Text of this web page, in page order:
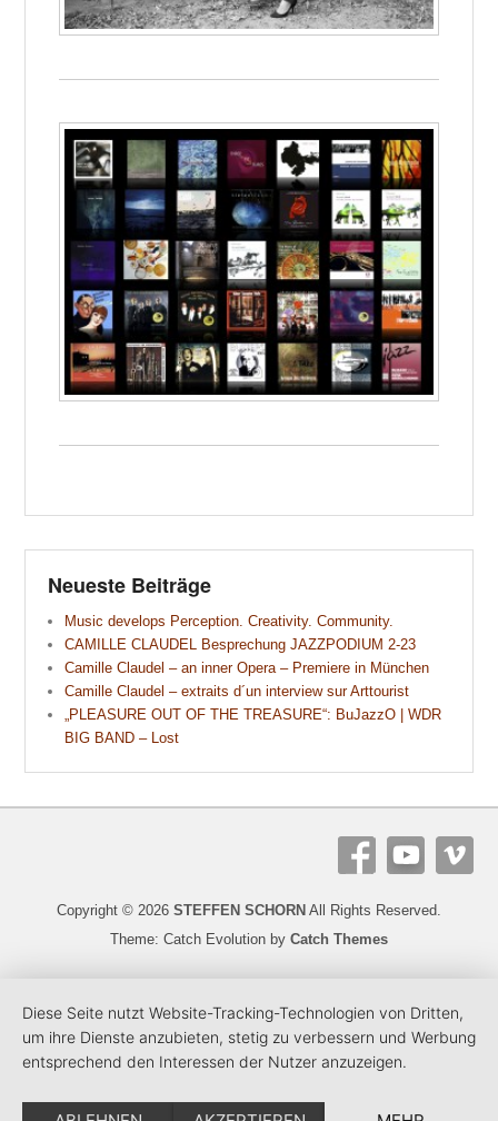
Neueste Beiträge
Music develops Perception. Creativity. Community.
CAMILLE CLAUDEL Besprechung JAZZPODIUM 2-23
Camille Claudel – an inner Opera – Premiere in München
Camille Claudel – extraits d´un interview sur Arttourist
„PLEASURE OUT OF THE TREASURE“: BuJazzO | WDR
BIG BAND – Lost
Copyright © 2026 STEFFEN SCHORN All Rights Reserved.
Theme: Catch Evolution by Catch Themes
Diese Seite nutzt Website-Tracking-Technologien von Dritten,
um ihre Dienste anzubieten, stetig zu verbessern und Werbung
entsprechend den Interessen der Nutzer anzuzeigen.